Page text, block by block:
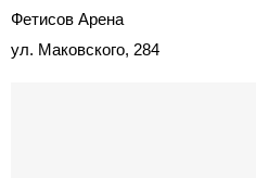
Фетисов Арена
ул. Маковского, 284